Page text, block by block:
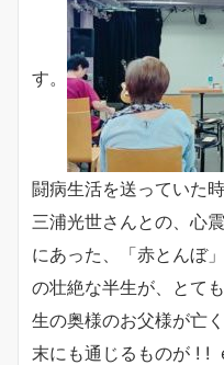
す。
闘病生活を送っていた
三浦光世さんとの、心
にあった、「赤とんぼ
の壮絶な半生が、とて
生の奥様のお父様が亡
末にも通じるものが ! !